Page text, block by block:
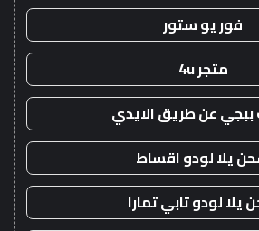
فور يو ستور
متجر 4u
عن طريق الايدي
يلا لودو اقساط
يلا لودو تابي تمارا